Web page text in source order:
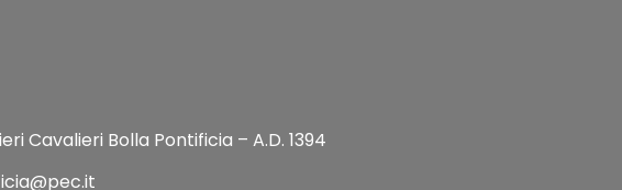
Cavalieri Bolla Pontificia – A.D. 1394